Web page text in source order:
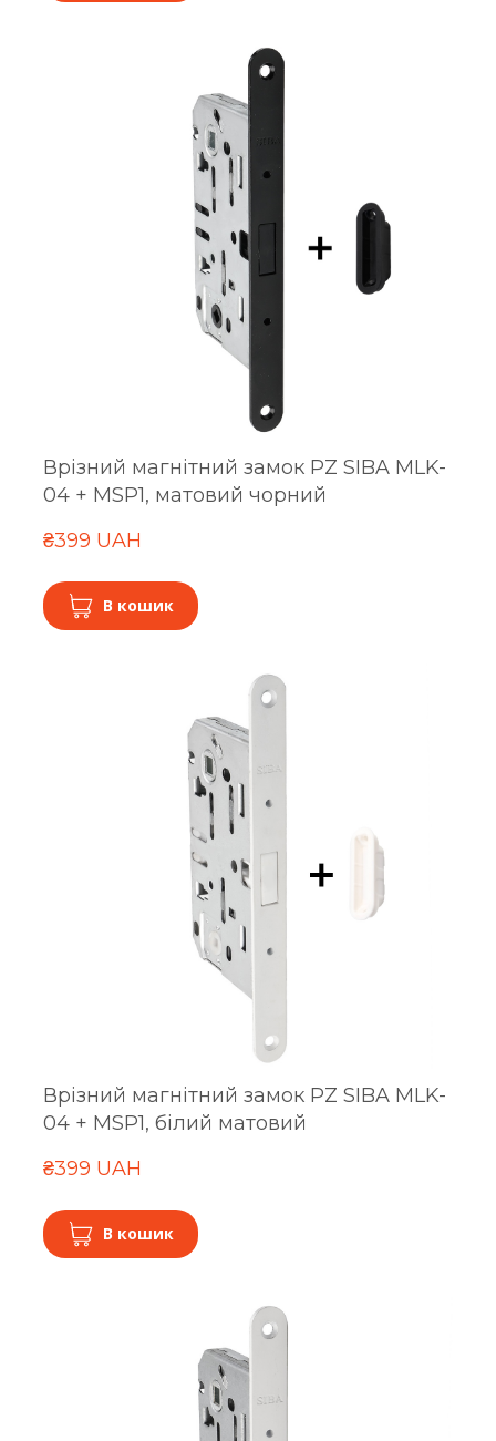
Врізний магнітний замок PZ SIBA MLK-
04 + MSP1, матовий чорний
₴399 UAH
В кошик
Врізний магнітний замок PZ SIBA MLK-
04 + MSP1, білий матовий
₴399 UAH
В кошик